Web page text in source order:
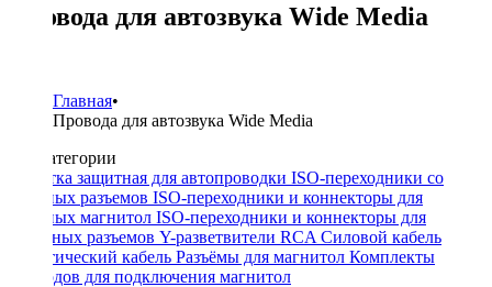
Провода для автозвука Wide Media
Главная•
Провода для автозвука Wide Media
Подкатегории
Оплетка защитная для автопроводки ISO-переходники со
штатных разъемов ISO-переходники и коннекторы для
штатных магнитол ISO-переходники и коннекторы для
антенных разъемов Y-разветвители RCA Силовой кабель
Акустический кабель Разъёмы для магнитол Комплекты
проводов для подключения магнитол